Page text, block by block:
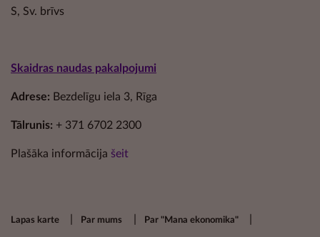
S, Sv. brīvs
Skaidras naudas pakalpojumi
Adrese: Bezdelīgu iela 3, Rīga
Tālrunis: + 371 6702 2300
Plašāka informācija šeit
Footer secondary menu
Lapas karte Par mums Par "Mana ekonomika"